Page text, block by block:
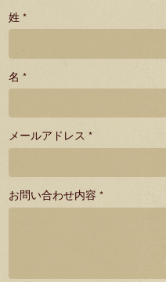
姓 *
名 *
メールアドレス *
お問い合わせ内容 *